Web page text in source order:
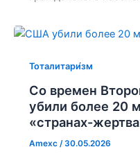
Тоталитари́зм
Со времен
убили более 20
«странах-
Amexc /30.05.2026